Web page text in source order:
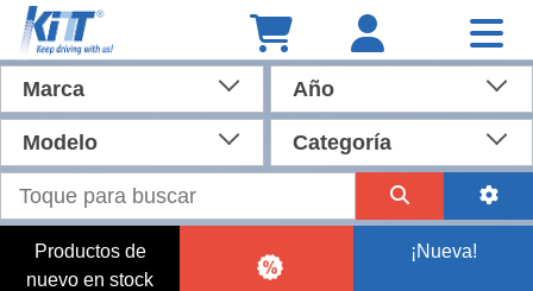
Marca Año
Modelo Categoría
Productos de
nuevo en stock
¡Nueva!